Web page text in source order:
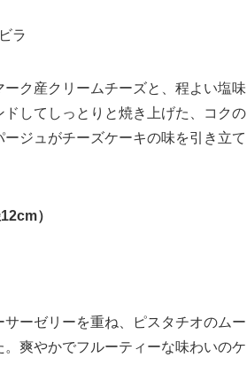
ク産クリームチーズと、程よい塩味
してしっとりと焼き上げた、コクの
ジュがチーズケーキの味を引き立て
）
ーゼリーを重ね、ピスタチオのムー
爽やかでフルーティーな味わいのケ